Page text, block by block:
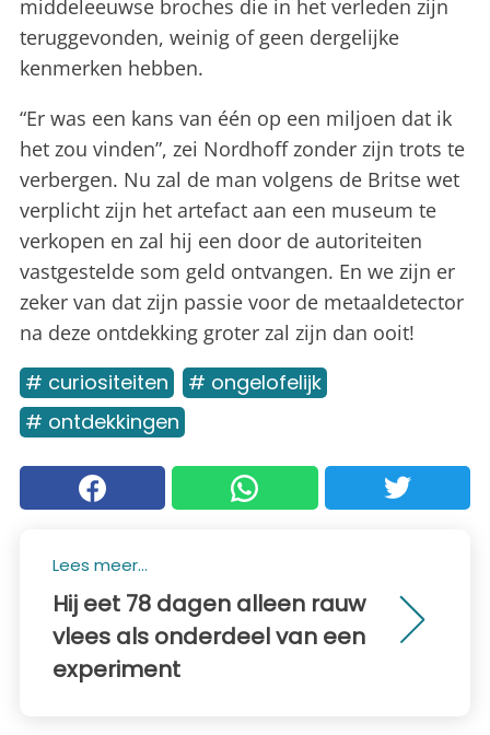
middeleeuwse broches die in het verleden zijn
teruggevonden, weinig of geen dergelijke
kenmerken hebben.
“Er was een kans van één op een miljoen dat ik
het zou vinden”, zei Nordhoff zonder zijn trots te
verbergen. Nu zal de man volgens de Britse wet
verplicht zijn het artefact aan een museum te
verkopen en zal hij een door de autoriteiten
vastgestelde som geld ontvangen. En we zijn er
zeker van dat zijn passie voor de metaaldetector
na deze ontdekking groter zal zijn dan ooit!
# curiositeiten
# ongelofelijk
# ontdekkingen
Lees meer...
Hij eet 78 dagen alleen rauw
vlees als onderdeel van een
experiment